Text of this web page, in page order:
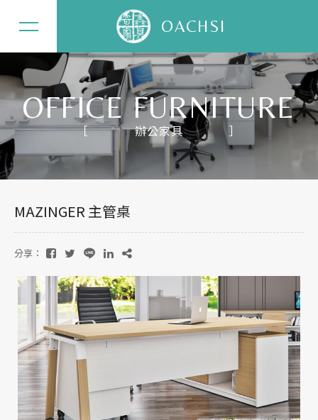
OFFICE FURNITURE
辦公家具
MAZINGER 主管桌
分享：
OACHSI
關於奇鑫
辦公家具
居家家具
精選案例
最新消息
聯絡我們 目錄下載